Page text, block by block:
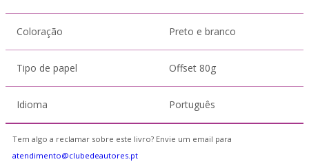
Coloração Preto e branco
Tipo de papel Offset 80g
Idioma Português
Tem algo a reclamar sobre este livro? Envie um email para
atendimento@clubedeautores.pt